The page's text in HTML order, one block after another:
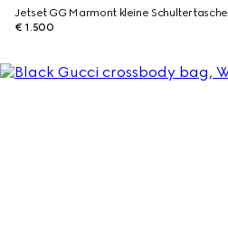
Jetset GG Marmont kleine Schultertasche
€ 1.500